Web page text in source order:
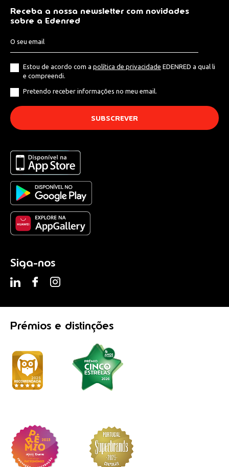
Receba a nossa newsletter com novidades
sobre a Edenred
Estou de acordo com a política de privacidade EDENRED a qual li
e compreendi.
Pretendo receber informações no meu email.
Siga-nos
Prémios e distinções